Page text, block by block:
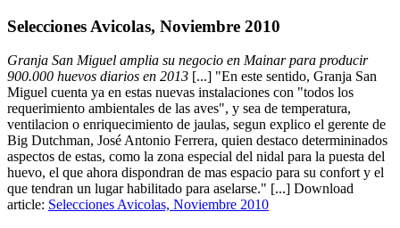
Selecciones Avicolas, Noviembre 2010
Granja San Miguel amplia su negocio en Mainar para producir
900.000 huevos diarios en 2013 [...] "En este sentido, Granja San
Miguel cuenta ya en estas nuevas instalaciones con "todos los
requerimiento ambientales de las aves", y sea de temperatura,
ventilacion o enriquecimiento de jaulas, segun explico el gerente de
Big Dutchman, José Antonio Ferrera, quien destaco determininados
aspectos de estas, como la zona especial del nidal para la puesta del
huevo, el que ahora dispondran de mas espacio para su confort y el
que tendran un lugar habilitado para aselarse." [...] Download
article: Selecciones Avicolas, Noviembre 2010